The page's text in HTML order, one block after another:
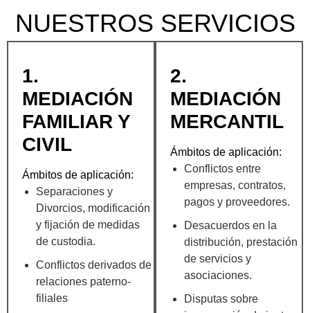
NUESTROS SERVICIOS
1.
MEDIACIÓN
FAMILIAR Y
CIVIL
Ámbitos de aplicación:
Separaciones y
Divorcios, modificación
y fijación de medidas
de custodia.
Conflictos derivados de
relaciones paterno-
filiales
2.
MEDIACIÓN
MERCANTIL
Ámbitos de aplicación:
Conflictos entre
empresas, contratos,
pagos y proveedores.
Desacuerdos en la
distribución, prestación
de servicios y
asociaciones.
Disputas sobre